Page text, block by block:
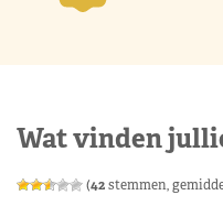
Wat vinden
(42stemmen,